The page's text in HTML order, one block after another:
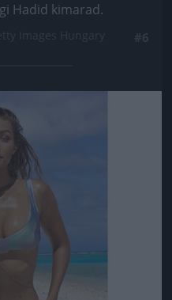
Hadid kimarad.
kép!